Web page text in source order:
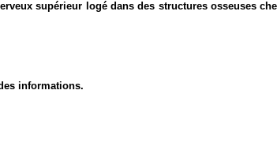
supérieur logé dans des structures osseuses
informations.